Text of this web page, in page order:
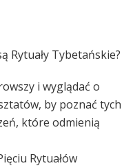
Rytuały Tybetańskie?
i wyglądać o
by poznać tych
które odmienią
Rytuałów